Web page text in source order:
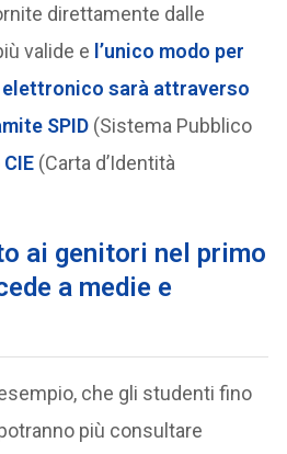
direttamente dalle
valide e l’unico modo per
sarà attraverso
SPID (Sistema Pubblico
CIE (Carta d’Identità
ai genitori nel primo
a medie e
che gli studenti fino
più consultare